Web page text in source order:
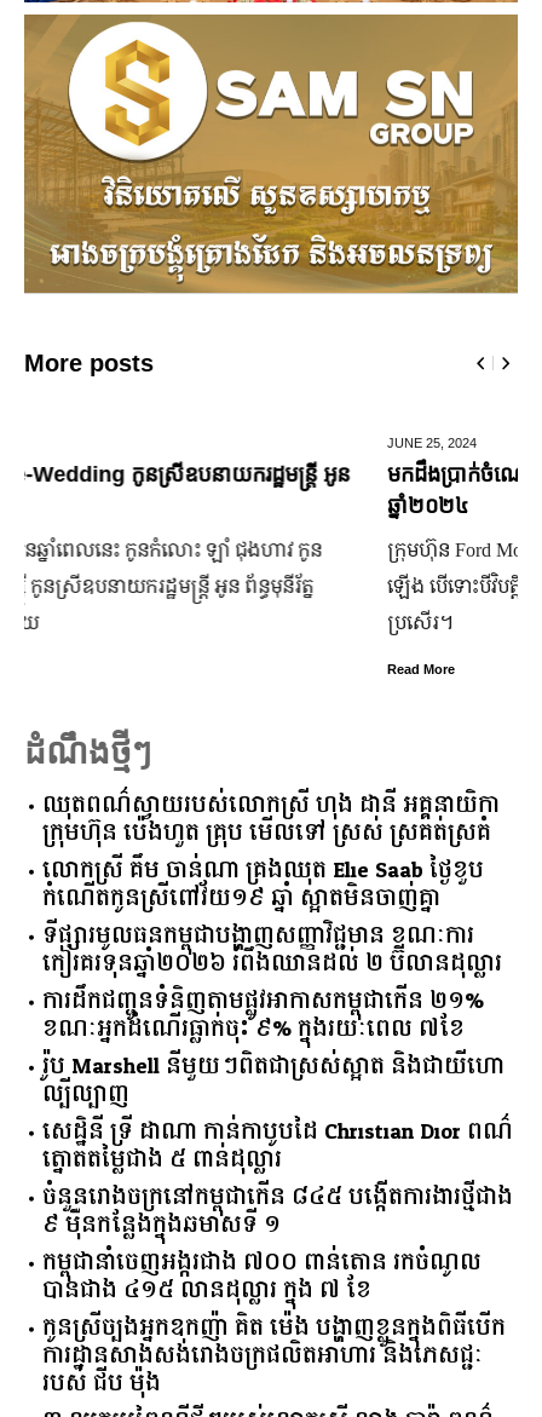
More posts
មកដឹងប្រាក់ចំណេញសុទ្ធរបស់ក្រុមហ៊ុន Ford ពីឆ្នាំ២០១០ ដល់
ក្រុមហ៊ុន Ford Motor ទទួលប្រាក់ចំណេញសរុបប្រចាំឆ្នាំមានការកើន
ឡើង បើទោះបីវិបត្តិសេដ្ឋកិច្ចពិភពលោកមិនទាន់មានស្ថានភាពល្អ
ប្រសើរ។
ដំណឹងថ្មីៗ
ឈុតពណ៌ស្វាយរបស់លោកស្រី ហុង ដានី អគ្គ​នាយិកា​
ក្រុមហ៊ុន ប៉េងហួត គ្រុប មើលទៅ ស្រស់ ស្រគត់ស្រគំ
លោកស្រី គឹម ចាន់ណា គ្រងឈុត Elie Saab ថ្ងៃខួប
កំណើតកូនស្រីពៅវ័យ១៩ ឆ្នាំ ស្អាតមិនចាញ់គ្នា
ទីផ្សារ​មូលធន​កម្ពុជា​បង្ហាញ​សញ្ញា​វិជ្ជមាន​ ​ខណៈ​ការ​
កៀរគរ​ទុន​ឆ្នាំ​២០២៦​ ​រំពឹង​ឈានដល់​ ​២​ ​ប៊ីលាន​ដុល្លារ​
ការដឹកជញ្ជូនទំនិញតាមផ្លូវអាកាសកម្ពុជាកើន ២១%
ខណៈអ្នកដំណើរធ្លាក់ចុះ ៩% ក្នុងរយៈពេល ៧ខែ
រ៉ូប Marshell នីមួយៗពិតជាស្រស់ស្អាត និងជាយីហោ
ល្បីល្បាញ
សេដ្ឋិនី ទ្រី ដាណា កាន់កាបូបដៃ Christian Dior ពណ៌
ត្នោតតម្លៃជាង ៥ ពាន់ដុល្លារ
ចំនួន​រោងចក្រ​នៅ​កម្ពុជា​កើន​ ​៨៤៥​ ​បង្កើត​ការងារ​ថ្មី​ជាង​
​៩​ ​ម៉ឺន​កន្លែង​ក្នុង​ឆមាស​ទី ​១​
កម្ពុជានាំចេញអង្ករជាង ៧០០ ពាន់តោន រកចំណូល
បានជាង ៤១៥ លានដុល្លារ ក្នុង ៧ ខែ
កូនស្រីច្បងអ្នកឧកញ៉ា គិត ម៉េង បង្ហាញខ្លួនក្នុងពិធីបើក
ការដ្ឋានសាងសង់រោងចក្រផលិតអាហារ និងភេសជ្ជៈ
របស់ ជីប ម៉ុង